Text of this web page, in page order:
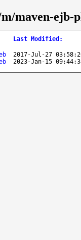
maven-ejb-
Last Modified :
2017-Jul-27
2023-Jan-15